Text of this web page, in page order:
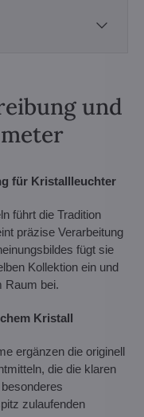
und
für Kristallleuchter
führt die Tradition
präzise Verarbeitung
fügt sie
Kollektion ein und
Raum bei.
Kristall
ergänzen die originell
die die klaren
zulaufenden